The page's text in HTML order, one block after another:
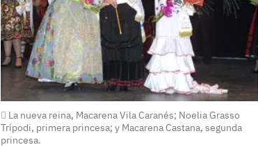
La nueva reina, Macarena Vila Caranés; Noelia Grasso
Trípodi, primera princesa; y Macarena Castana, segunda
princesa.